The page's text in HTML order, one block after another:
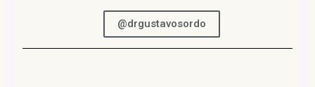
@drgustavosordo